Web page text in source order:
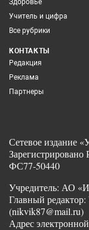
Учитель и цифра
Все рубрики
КОНТАКТЫ
Редакция
Реклама
Партнеры
Сетевое издание
ФС77-50440
Учредитель: АО
Главный
(nikvik87@mail.ru)
Адрес